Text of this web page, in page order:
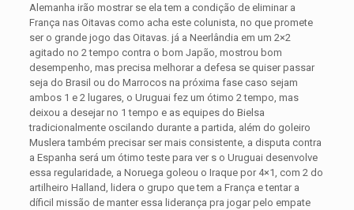
Alemanha irão mostrar se ela tem a condição de eliminar a
França nas Oitavas como acha este colunista, no que promete
ser o grande jogo das Oitavas. já a Neerlândia em um 2×2
agitado no 2 tempo contra o bom Japão, mostrou bom
desempenho, mas precisa melhorar a defesa se quiser passar
seja do Brasil ou do Marrocos na próxima fase caso sejam
ambos 1 e 2 lugares, o Uruguai fez um ótimo 2 tempo, mas
deixou a desejar no 1 tempo e as equipes do Bielsa
tradicionalmente oscilando durante a partida, além do goleiro
Muslera também precisar ser mais consistente, a disputa contra
a Espanha será um ótimo teste para ver s o Uruguai desenvolve
essa regularidade, a Noruega goleou o Iraque por 4×1, com 2 do
artilheiro Halland, lidera o grupo que tem a França e tentar a
díficil missão de manter essa liderança pra jogar pelo empate